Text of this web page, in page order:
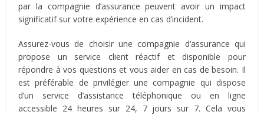
par la compagnie d’assurance peuvent avoir un impact
significatif sur votre expérience en cas d’incident.
Assurez-vous de choisir une compagnie d’assurance qui
propose un service client réactif et disponible pour
répondre à vos questions et vous aider en cas de besoin. Il
est préférable de privilégier une compagnie qui dispose
d’un service d’assistance téléphonique ou en ligne
accessible 24 heures sur 24, 7 jours sur 7. Cela vous